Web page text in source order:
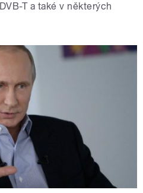
T a také v některých